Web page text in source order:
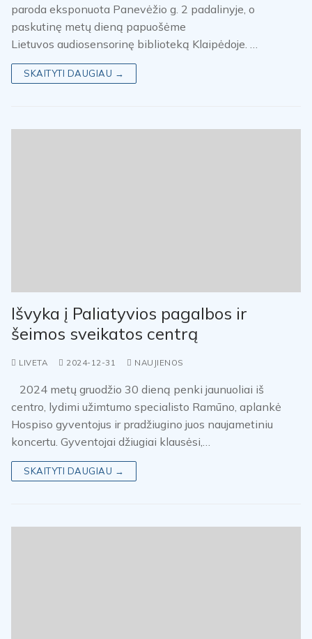
paroda eksponuota Panevėžio g. 2 padalinyje, o
paskutinę metų dieną papuošėme
Lietuvos audiosensorinę biblioteką Klaipėdoje. …
SKAITYTI DAUGIAU →
Išvyka į Paliatyvios pagalbos ir
šeimos sveikatos centrą
LIVETA 2024-12-31 NAUJIENOS
2024 metų gruodžio 30 dieną penki jaunuoliai iš
centro, lydimi užimtumo specialisto Ramūno, aplankė
Hospiso gyventojus ir pradžiugino juos naujametiniu
koncertu. Gyventojai džiugiai klausėsi,…
SKAITYTI DAUGIAU →